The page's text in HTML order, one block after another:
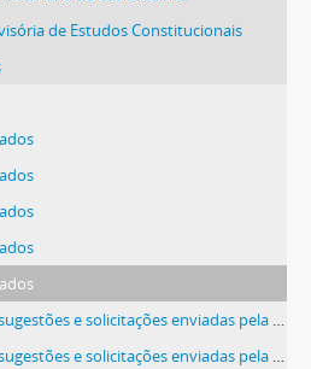
de Estudos Constitucionais
e solicitações enviadas pela população em geral
e solicitações enviadas pela população em geral